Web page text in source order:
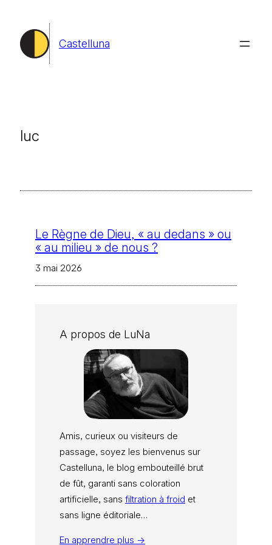
contenu
Castelluna
luc
Le Règne de Dieu, « au dedans » ou
« au milieu » de nous ?
3 mai 2026
A propos de LuNa
Amis, curieux ou visiteurs de
passage, soyez les bienvenus sur
Castelluna, le blog embouteillé brut
de fût, garanti sans coloration
artificielle, sans filtration à froid et
sans ligne éditoriale…
En apprendre plus →